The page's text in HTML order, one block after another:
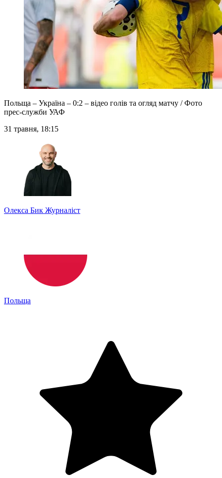
Польща – Україна – 0:2 – відео голів та огляд матчу / Фото
прес-служби УАФ
31 травня, 18:15
Олекса Бик Журналіст
Польща